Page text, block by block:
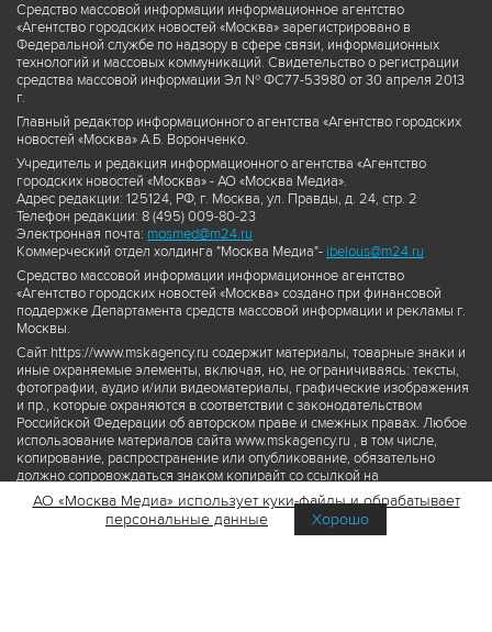
Средство массовой информации информационное агентство
«Агентство городских новостей «Москва» зарегистрировано в
Федеральной службе по надзору в сфере связи, информационных
технологий и массовых коммуникаций. Свидетельство о регистрации
средства массовой информации Эл № ФС77-53980 от 30 апреля 2013
г.
Главный редактор информационного агентства «Агентство городских
новостей «Москва» А.Б. Воронченко.
Учредитель и редакция информационного агентства «Агентство
городских новостей «Москва» - АО «Москва Медиа».
Адрес редакции: 125124, РФ, г. Москва, ул. Правды, д. 24, стр. 2
Телефон редакции: 8 (495) 009-80-23
Электронная почта: mosmed@m24.ru
Коммерческий отдел холдинга "Москва Медиа"- ibelous@m24.ru
Средство массовой информации информационное агентство
«Агентство городских новостей «Москва» создано при финансовой
поддержке Департамента средств массовой информации и рекламы г.
Москвы.
Сайт https://www.mskagency.ru содержит материалы, товарные знаки и
иные охраняемые элементы, включая, но, не ограничиваясь: тексты,
фотографии, аудио и/или видеоматериалы, графические изображения
и пр., которые охраняются в соответствии с законодательством
Российской Федерации об авторском праве и смежных правах. Любое
использование материалов сайта www.mskagency.ru , в том числе,
копирование, распространение или опубликование, обязательно
должно сопровождаться знаком копирайт со ссылкой на
правообладателя © АО «Москва Медиа», а также гиперссылкой на сайт
www.mskagency.ru как на первоисточник информации. Переработка
материалов сайта www.mskagency.ru не допускается.
АО «Москва Медиа» использует куки-файлы и обрабатывает
персональные данные
Хорошо